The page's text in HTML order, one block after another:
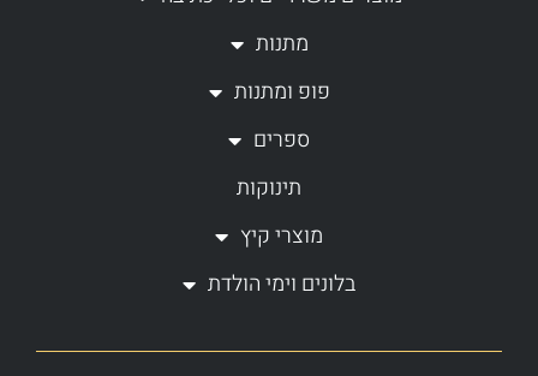
k
f
a
מתנות
פופ ומתנות
ספרים
תינוקות
מוצרי קיץ
בלונים וימי הולדת